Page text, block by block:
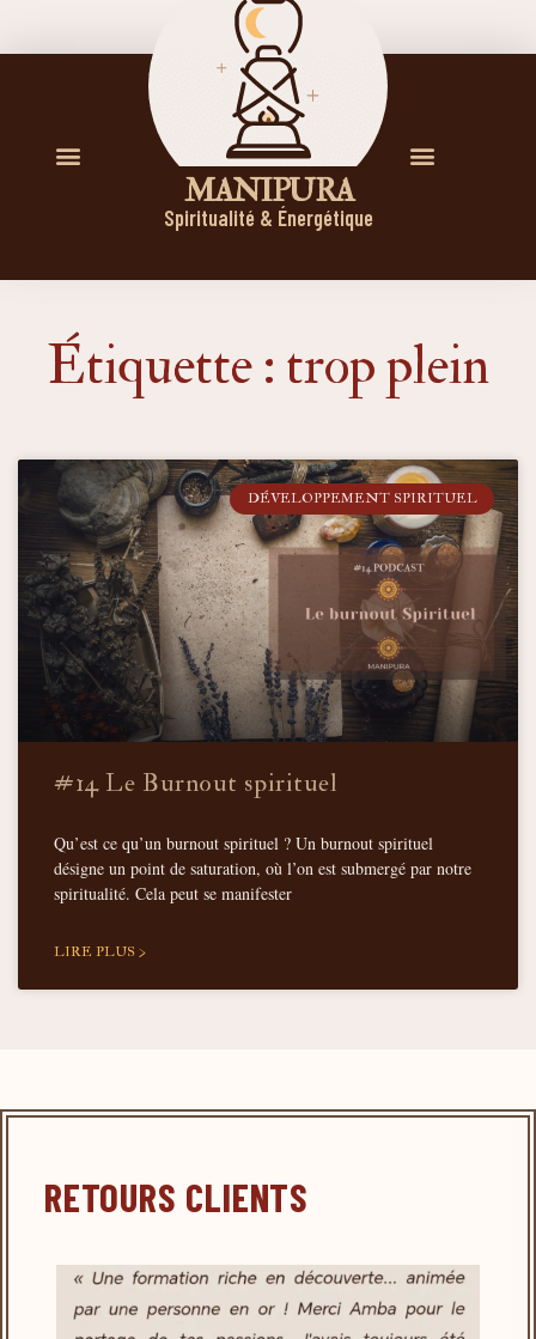
M A N I P U R A
Spiritualité & Énergétique
Étiquette : trop plein
DÉVELOPPEMENT SPIRITUEL
#14 Le Burnout spirituel
Qu’est ce qu’un burnout spirituel ? Un burnout spirituel
désigne un point de saturation, où l’on est submergé par notre
spiritualité. Cela peut se manifester
LIRE PLUS >
RETOURS CLIENTS